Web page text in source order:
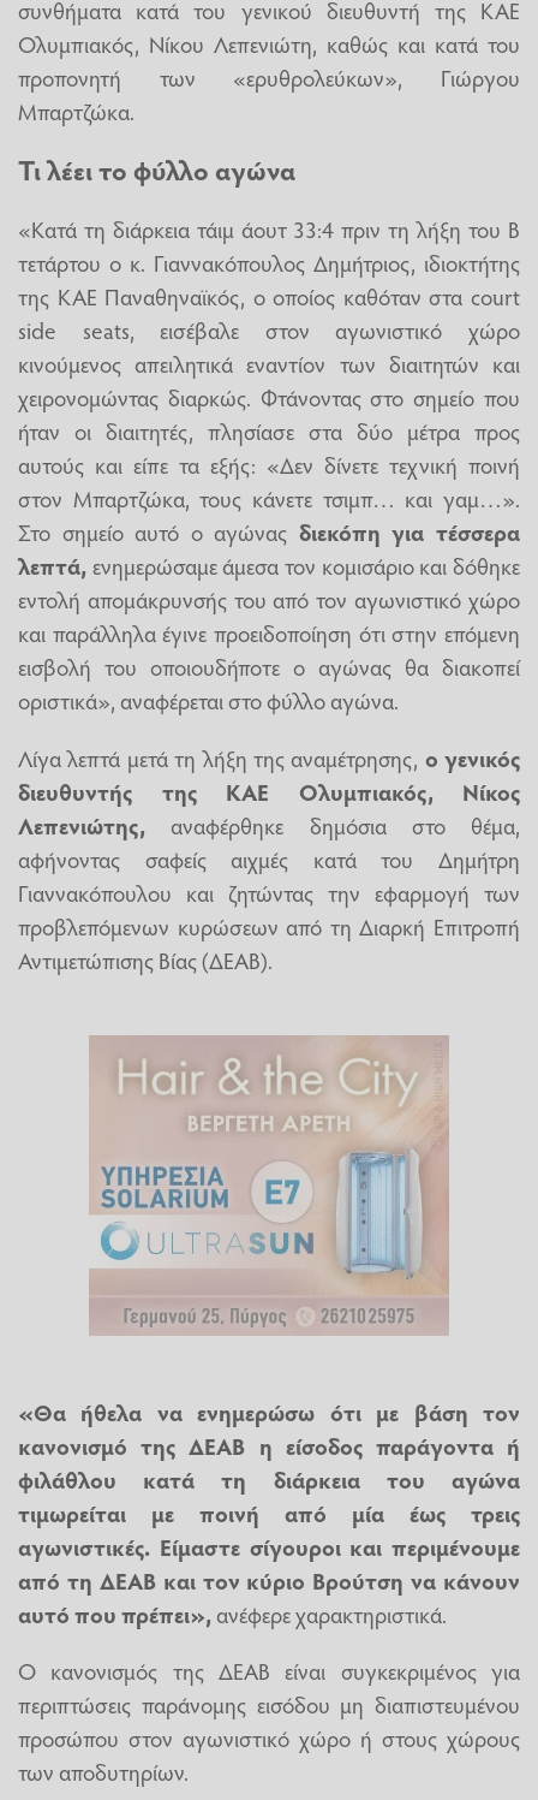
συνθήματα κατά του γενικού διευθυντή της ΚΑΕ
Ολυμπιακός, Νίκου Λεπενιώτη, καθώς και κατά του
προπονητή των «ερυθρολεύκων», Γιώργου
Μπαρτζώκα.
Τι λέει το φύλλο αγώνα
«Κατά τη διάρκεια τάιμ άουτ 33:4 πριν τη λήξη του Β
τετάρτου ο κ. Γιαννακόπουλος Δημήτριος, ιδιοκτήτης
της ΚΑΕ Παναθηναϊκός, ο οποίος καθόταν στα court
side seats, εισέβαλε στον αγωνιστικό χώρο
κινούμενος απειλητικά εναντίον των διαιτητών και
χειρονομώντας διαρκώς. Φτάνοντας στο σημείο που
ήταν οι διαιτητές, πλησίασε στα δύο μέτρα προς
αυτούς και είπε τα εξής: «Δεν δίνετε τεχνική ποινή
στον Μπαρτζώκα, τους κάνετε τσιμπ… και γαμ…».
Στο σημείο αυτό ο αγώνας διεκόπη για τέσσερα
λεπτά, ενημερώσαμε άμεσα τον κομισάριο και δόθηκε
εντολή απομάκρυνσής του από τον αγωνιστικό χώρο
και παράλληλα έγινε προειδοποίηση ότι στην επόμενη
εισβολή του οποιουδήποτε ο αγώνας θα διακοπεί
οριστικά», αναφέρεται στο φύλλο αγώνα.
Λίγα λεπτά μετά τη λήξη της αναμέτρησης, ο γενικός
διευθυντής της ΚΑΕ Ολυμπιακός, Νίκος
Λεπενιώτης, αναφέρθηκε δημόσια στο θέμα,
αφήνοντας σαφείς αιχμές κατά του Δημήτρη
Γιαννακόπουλου και ζητώντας την εφαρμογή των
προβλεπόμενων κυρώσεων από τη Διαρκή Επιτροπή
Αντιμετώπισης Βίας (ΔΕΑΒ).
«Θα ήθελα να ενημερώσω ότι με βάση τον
κανονισμό της ΔΕΑΒ η είσοδος παράγοντα ή
φιλάθλου κατά τη διάρκεια του αγώνα
τιμωρείται με ποινή από μία έως τρεις
αγωνιστικές. Είμαστε σίγουροι και περιμένουμε
από τη ΔΕΑΒ και τον κύριο Βρούτση να κάνουν
αυτό που πρέπει», ανέφερε χαρακτηριστικά.
Ο κανονισμός της ΔΕΑΒ είναι συγκεκριμένος για
περιπτώσεις παράνομης εισόδου μη διαπιστευμένου
προσώπου στον αγωνιστικό χώρο ή στους χώρους
των αποδυτηρίων.